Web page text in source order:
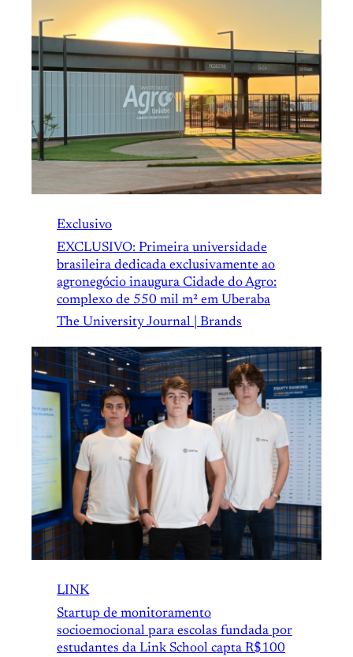
Exclusivo
EXCLUSIVO: Primeira universidade
brasileira dedicada exclusivamente ao
agronegócio inaugura Cidade do Agro:
complexo de 550 mil m² em Uberaba
The University Journal | Brands
LINK
Startup de monitoramento
socioemocional para escolas fundada por
estudantes da Link School capta R$100